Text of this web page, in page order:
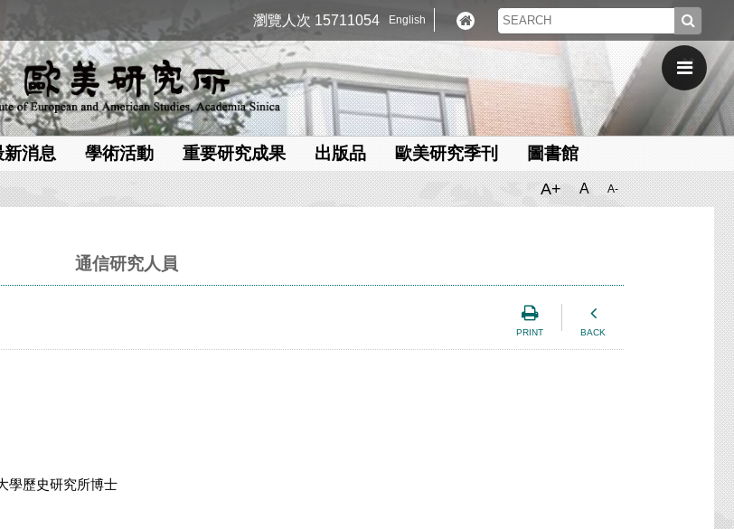
瀏覽人次 15711054 English
新消息 學術活動 重要研究成果 出版品 歐美研究季刊 圖書館
A+ A A-
通信研究人員
PRINT BACK
學歷史研究所博士